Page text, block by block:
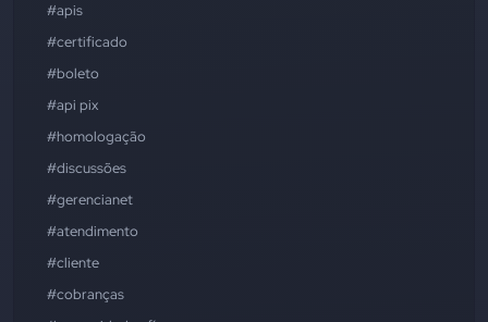
#apis
#certificado
#boleto
#api pix
#homologação
#discussões
#gerencianet
#atendimento
#cliente
#cobranças